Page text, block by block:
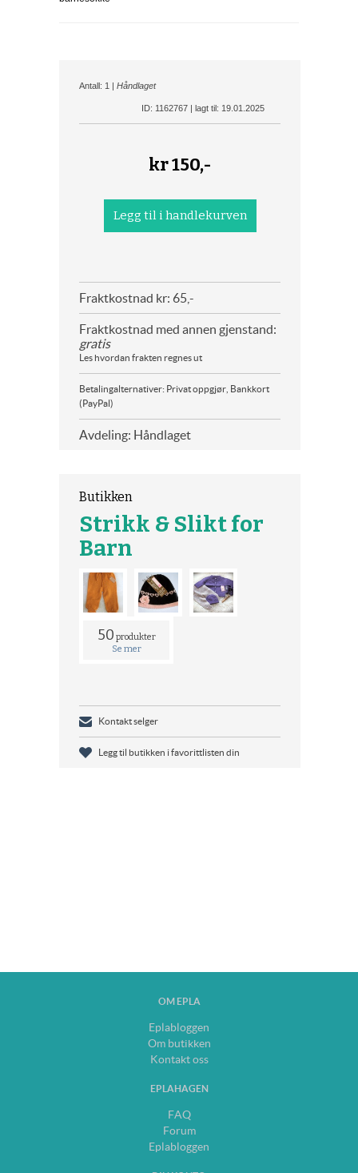
Antall: 1 | Håndlaget
ID: 1162767 | lagt til: 19.01.2025
kr150,-
Fraktkostnad kr: 65,-
Fraktkostnad med annen gjenstand:
gratis
Les hvordan frakten regnes ut
Betalingalternativer: Privat oppgjør, Bankkort
(PayPal)
Avdeling: Håndlaget
Butikken
Strikk & Slikt for
Barn
50 produkter
Se mer
Kontakt selger
Legg til butikken i favorittlisten din
OM EPLA
Eplabloggen
Om butikken
Kontakt oss
EPLAHAGEN
FAQ
Forum
Eplabloggen